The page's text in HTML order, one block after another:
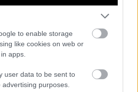
to enable storage
like cookies on web or
apps.
user data to be sent to
purposes.
«Ερωτευμένος είμαι ο
άνθρωπος, αλλά έχω υπάρξει
Έλληνες
Οι Ευρωπαίοι
Ελλάδα»!